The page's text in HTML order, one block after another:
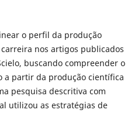
o perfil da produção
nos artigos publicados
buscando compreender o
a partir da produção científica
pesquisa descritiva com
utilizou as estratégias de